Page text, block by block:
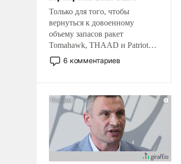
Только для того, чтобы
вернуться к довоенному
объему запасов ракет
Tomahawk, THAAD и Patriot
США потребуется более трех
лет. Даже небольшая война с
Сложившаяся ситуация
означает многолетний период
уязвимости США, например,
перед Китаем.
6 комментариев